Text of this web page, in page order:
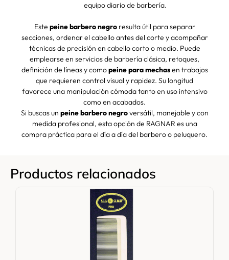
equipo diario de barbería.
Este peine barbero negroresulta útil para separar
secciones, ordenar el cabello antes del corte y acompañar
técnicas de precisión en cabello corto o medio. Puede
emplearse en servicios de barbería clásica, retoques,
definición de líneas y comopeine para mechasen trabajos
que requieren control visual y rapidez. Su longitud
favorece una manipulación cómoda tanto en uso intensivo
como en acabados.
Si buscas un peine barbero negroversátil, manejable y con
medida profesional, esta opción de RAGNAR es una
compra práctica para el día a día del barbero o peluquero.
Productos relacionados